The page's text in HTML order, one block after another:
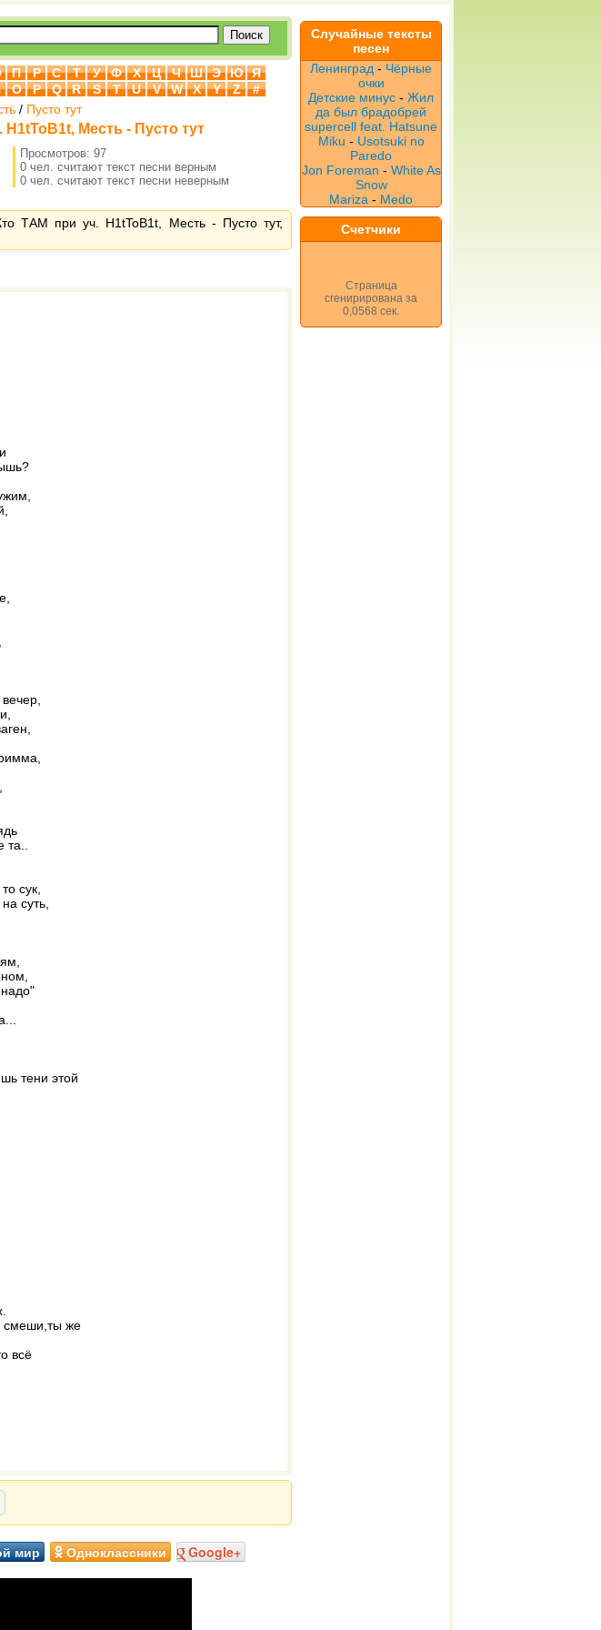
П Р С Т У Ф Х Ц Ч Ш Э Ю
Я
O P Q R S T U V W X Y Z
#
/ Пусто тут
Месть - Пусто тут
Просмотров: 97
0 чел. считают текст песни верным
0 чел. считают текст песни неверным
ТАМ при уч. H1tToB1t, Месть - Пусто тут,
сук,
суть,
тени этой
смеши,ты же
всё
мир Одноклассники Google+
Случайные тексты
песен
Ленинград - Чёрные
очки
Детские минус - Жил
да был брадобрей
supercell feat. Hatsune
Miku - Usotsuki no
Paredo
Jon Foreman - White As
Snow
Mariza - Medo
Счетчики
Страница
сгенирирована за
0,0568 сек.